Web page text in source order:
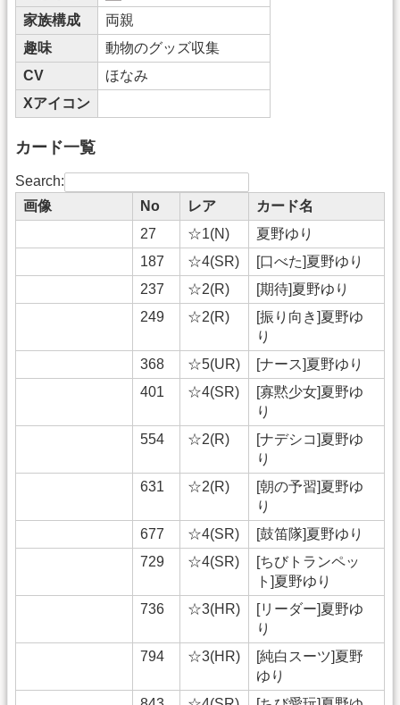
家族構成
両親
趣味
動物のグッズ収集
CV
ほなみ
Xアイコン
カード一覧
Search:
画像
No レア
カード名
27
☆1(N)
夏野ゆり
187
☆4(SR)
[口べた]夏野ゆり
237
☆2(R)
[期待]夏野ゆり
249
☆2(R)
[振り向き]夏野ゆ
り
368
☆5(UR)
[ナース]夏野ゆり
401
☆4(SR)
[寡黙少女]夏野ゆ
り
554
☆2(R)
[ナデシコ]夏野ゆ
り
631
☆2(R)
[朝の予習]夏野ゆ
り
677
☆4(SR)
[鼓笛隊]夏野ゆり
729
☆4(SR)
[ちびトランペッ
ト]夏野ゆり
736
☆3(HR)
[リーダー]夏野ゆ
り
794
☆3(HR)
[純白スーツ]夏野
ゆり